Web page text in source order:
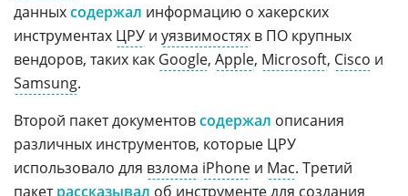
данныхсодержал информацию о хакерских
инструментах ЦРУ и уязвимостях в ПО крупных
вендоров, таких как Google, Apple, Microsoft, Cisco и
Samsung.
Второй пакет документовсодержал описания
различных инструментов, которые ЦРУ
использовало для взлома iPhone и Mac. Третий
пакетрассказывал об инструменте для создания